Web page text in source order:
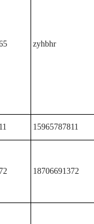
zyhbhr
15965787811
18706691372